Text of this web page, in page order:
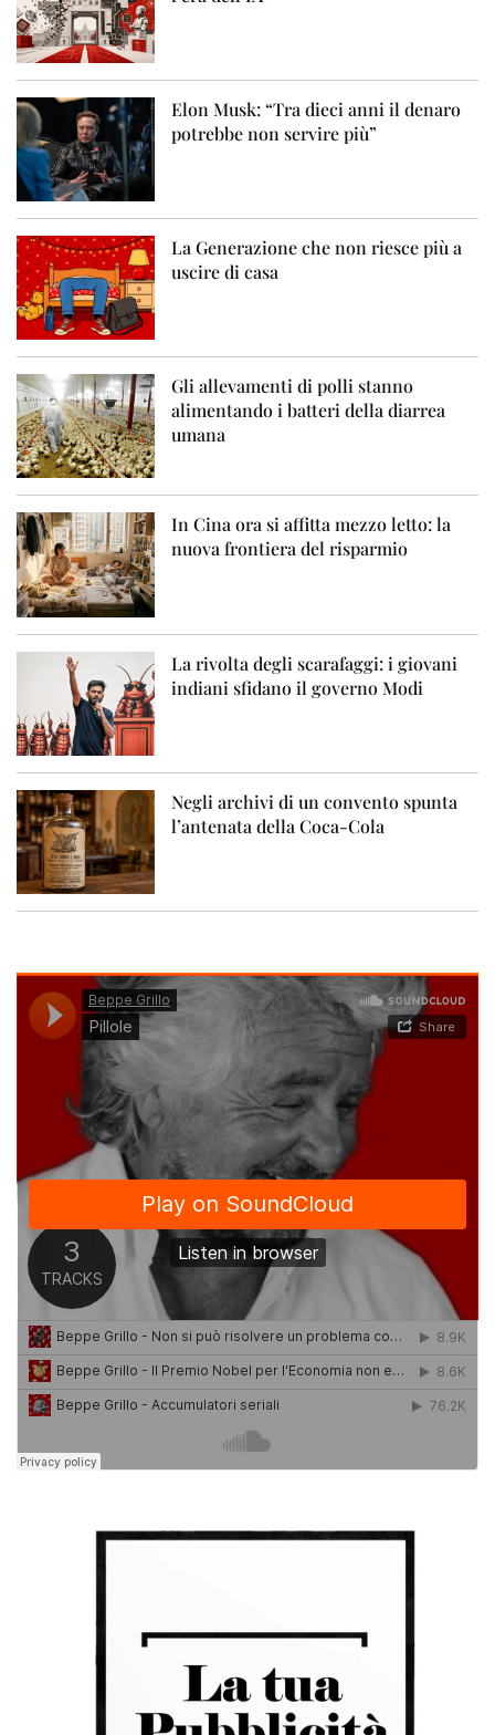
Elon Musk: “Tra dieci anni il denaro
potrebbe non servire più”
La Generazione che non riesce più a
uscire di casa
Gli allevamenti di polli stanno
alimentando i batteri della diarrea
umana
In Cina ora si affitta mezzo letto: la
nuova frontiera del risparmio
La rivolta degli scarafaggi: i giovani
indiani sfidano il governo Modi
Negli archivi di un convento spunta
l’antenata della Coca-Cola